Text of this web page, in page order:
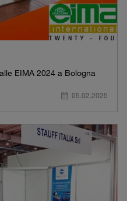
EIMA 2024 a Bologna
05.02.2025